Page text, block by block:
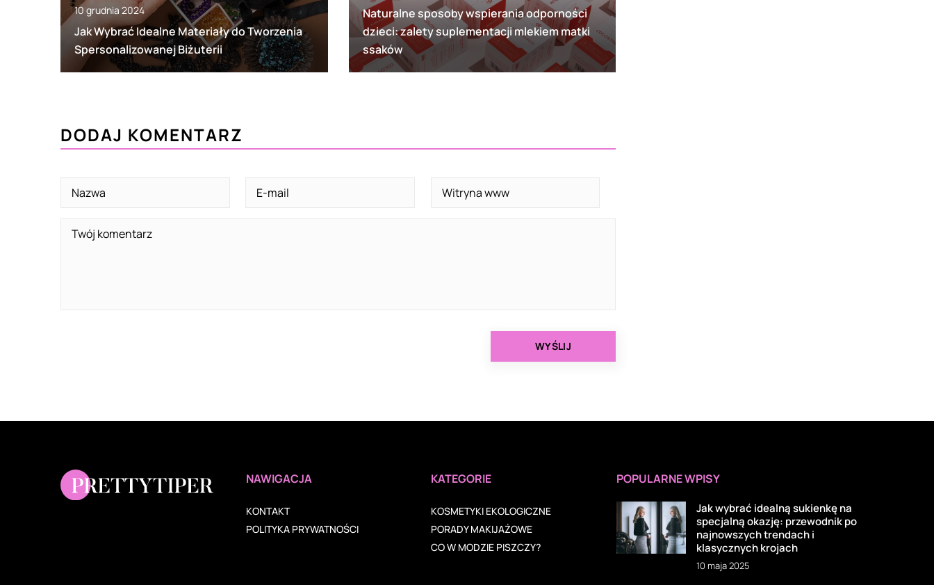
10 grudnia 2024
Jak Wybrać Idealne Materiały do Tworzenia
Spersonalizowanej Biżuterii
Naturalne sposoby wspierania odporności
dzieci: zalety suplementacji mlekiem matki
ssaków
DODAJ KOMENTARZ
NAWIGACJA
KONTAKT
POLITYKA PRYWATNOŚCI
KATEGORIE
KOSMETYKI EKOLOGICZNE
PORADY MAKIJAŻOWE
CO W MODZIE PISZCZY?
POPULARNE WPISY
Jak wybrać idealną sukienkę na
specjalną okazję: przewodnik po
najnowszych trendach i
klasycznych krojach
10 maja 2025